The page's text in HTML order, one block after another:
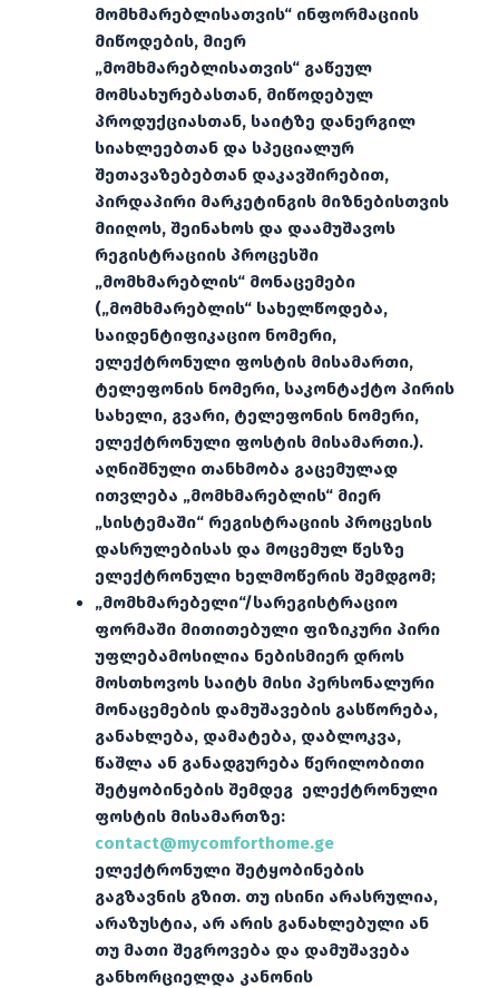
მომხმარებლისათვის“ ინფორმაციის
მიწოდების, მიერ
„მომხმარებლისათვის“ გაწეულ
მომსახურებასთან, მიწოდებულ
პროდუქციასთან, საიტზე დანერგილ
სიახლეებთან და სპეციალურ
შეთავაზებებთან დაკავშირებით,
პირდაპირი მარკეტინგის მიზნებისთვის
მიიღოს, შეინახოს და დაამუშავოს
რეგისტრაციის პროცესში
„მომხმარებლის“ მონაცემები
(„მომხმარებლის“ სახელწოდება,
საიდენტიფიკაციო ნომერი,
ელექტრონული ფოსტის მისამართი,
ტელეფონის ნომერი, საკონტაქტო პირის
სახელი, გვარი, ტელეფონის ნომერი,
ელექტრონული ფოსტის მისამართი.).
აღნიშნული თანხმობა გაცემულად
ითვლება „მომხმარებლის“ მიერ
„სისტემაში“ რეგისტრაციის პროცესის
დასრულებისას და მოცემულ წესზე
ელექტრონული ხელმოწერის შემდგომ;
„მომხმარებელი“/სარეგისტრაციო
ფორმაში მითითებული ფიზიკური პირი
უფლებამოსილია ნებისმიერ დროს
მოსთხოვოს საიტს მისი პერსონალური
მონაცემების დამუშავების გასწორება,
განახლება, დამატება, დაბლოკვა,
წაშლა ან განადგურება წერილობითი
შეტყობინების შემდეგ ელექტრონული
ფოსტის მისამართზე:
contact@mycomforthome.ge
ელექტრონული შეტყობინების
გაგზავნის გზით. თუ ისინი არასრულია,
არაზუსტია, არ არის განახლებული ან
თუ მათი შეგროვება და დამუშავება
განხორციელდა კანონის